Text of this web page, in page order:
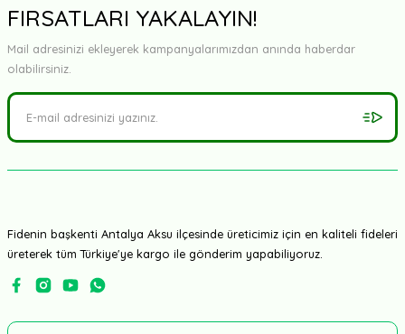
FIRSATLARI YAKALAYIN!
Mail adresinizi ekleyerek kampanyalarımızdan anında haberdar
olabilirsiniz.
Fidenin başkenti Antalya Aksu ilçesinde üreticimiz için en kaliteli fideleri
üreterek tüm Türkiye'ye kargo ile gönderim yapabiliyoruz.